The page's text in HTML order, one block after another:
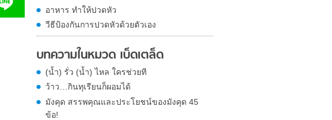
อาหาร ทำให้ปวดหัว
วีธีป้องกันการปวดหัวด้วยตัวเอง
บทความในหมวด เบ็ดเตล็ด
(น้ำ) รั่ว (น้ำ) ไหล ใครช่วยที
ว้าว…กินทุเรียนก็ผอมได้
มังคุด สรรพคุณและประโยชน์ของมังคุด 45
ข้อ!